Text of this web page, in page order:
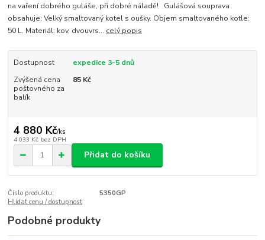
na vaření dobrého guláše, při dobré náladě! Gulášová souprava
obsahuje: Velký smaltovaný kotel s oušky. Objem smaltovaného kotle:
50 L. Materiál: kov, dvouvrs... celý popis
Dostupnost
expedice 3-5 dnů
Zvýšená cena
poštovného za
balík
85 Kč
4 880 Kč/ks
4 033 Kč bez DPH
Přidat do košíku
Číslo produktu:
5350GP
Hlídat cenu / dostupnost
Podobné produkty